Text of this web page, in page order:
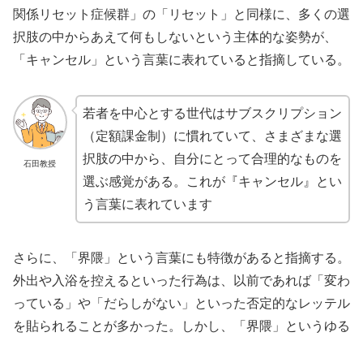
関係リセット症候群」の「リセット」と同様に、多くの選
択肢の中からあえて何もしないという主体的な姿勢が、
「キャンセル」という言葉に表れていると指摘している。
石田教授
若者を中心とする世代はサブスクリプション
（定額課金制）に慣れていて、さまざまな選
択肢の中から、自分にとって合理的なものを
選ぶ感覚がある。これが『キャンセル』とい
う言葉に表れています
さらに、「界隈」という言葉にも特徴があると指摘する。
外出や入浴を控えるといった行為は、以前であれば「変わ
っている」や「だらしがない」といった否定的なレッテル
を貼られることが多かった。しかし、「界隈」というゆる